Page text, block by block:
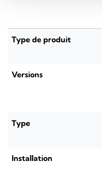
Type de produit
Versions
Type
Installation